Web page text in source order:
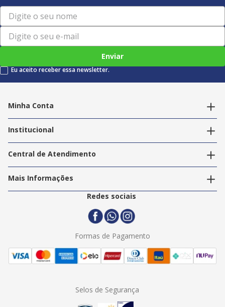
Enviar
Eu aceito receber essa newsletter.
Minha Conta
Editar endereços
Institucional
Nossas Lojas
Trabalhe Conosco
Central de Atendimento
Política de Privacidade
Termos e Condições
Politica de Entrega
Mais Informações
2ª Via Nota Fiscal
Redes sociais
Formas de Pagamento
Selos de Segurança